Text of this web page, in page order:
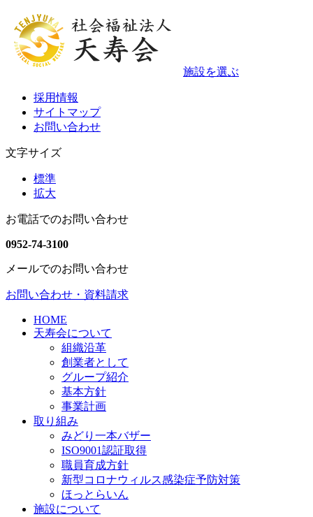
施設を選ぶ
採用情報
サイトマップ
お問い合わせ
文字サイズ
標準
拡大
お電話でのお問い合わせ
0952-74-3100
メールでのお問い合わせ
お問い合わせ・資料請求
HOME
天寿会について
組織沿革
創業者として
グループ紹介
基本方針
事業計画
取り組み
みどり一本バザー
ISO9001認証取得
職員育成方針
新型コロナウィルス感染症予防対策
ほっとらいん
施設について